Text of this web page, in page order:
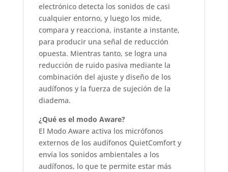
electrónico detecta los sonidos de casi
cualquier entorno, y luego los mide,
compara y reacciona, instante a instante,
para producir una señal de reducción
opuesta. Mientras tanto, se logra una
reducción de ruido pasiva mediante la
combinación del ajuste y diseño de los
audífonos y la fuerza de sujeción de la
diadema.
¿Qué es el modo Aware?
El Modo Aware activa los micrófonos
externos de los audífonos QuietComfort y
envía los sonidos ambientales a los
audífonos, lo que te permite estar más